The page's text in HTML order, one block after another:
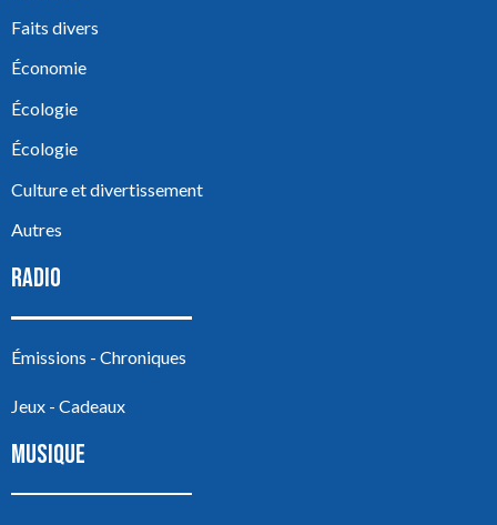
Faits divers
Économie
Écologie
Écologie
Culture et divertissement
Autres
RADIO
Émissions - Chroniques
Jeux - Cadeaux
MUSIQUE